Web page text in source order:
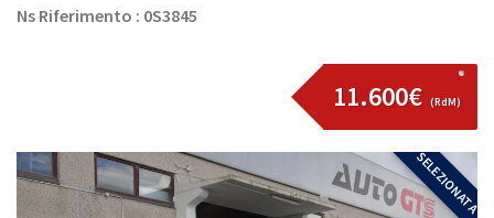
Ns Riferimento : 0S3845
11.600€ (RdM)
SELEZIONATA